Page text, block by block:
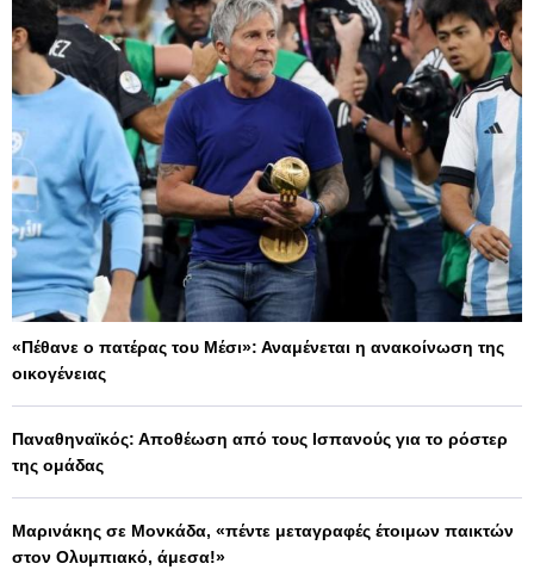
«Πέθανε ο πατέρας του Μέσι»: Αναμένεται η ανακοίνωση της
οικογένειας
Παναθηναϊκός: Αποθέωση από τους Ισπανούς για το ρόστερ
της ομάδας
Μαρινάκης σε Μονκάδα, «πέντε μεταγραφές έτοιμων παικτών
στον Ολυμπιακό, άμεσα!»